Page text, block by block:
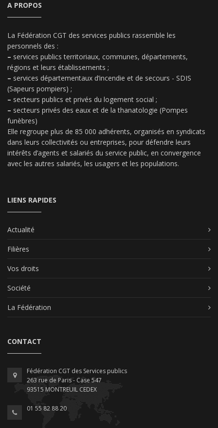
A PROPOS
La Fédération CGT des services publics rassemble les
personnels des :
– services publics territoriaux, communes, départements,
régions et leurs établissements ;
– services départementaux d’incendie et de secours - SDIS
(Sapeurs pompiers) ;
– secteurs publics et privés du logement social ;
– secteurs privés des eaux et de la thanatologie (Pompes
funèbres)
Elle regroupe plus de 85 000 adhérents, organisés en syndicats
dans leurs collectivités ou entreprises, pour défendre leurs
intérêts d’agents et salariés du service public, en convergence
avec les autres salariés, les usagers et les populations.
LIENS RAPIDES
Actualité
Filières
Vos droits
Société
La Fédération
CONTACT
Fédération CGT des Services publics
263 rue de Paris - Case 547
93515 MONTREUIL CEDEX
01 55 82 88 20